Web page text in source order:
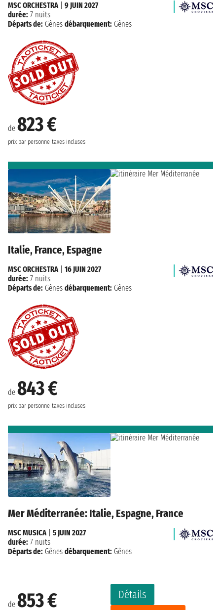
de 823 €
prix par personne taxes incluses
MSC ORCHESTRA| 9 JUIN 2027
durée: 7 nuits
Départs de: Gênes débarquement: Gênes
Italie, France, Espagne
de 843 €
prix par personne taxes incluses
MSC ORCHESTRA| 16 JUIN 2027
durée: 7 nuits
Départs de: Gênes débarquement: Gênes
Mer Méditerranée: Italie, Espagne, France
de 853 €
Détails
MSC MUSICA| 5 JUIN 2027
durée: 7 nuits
Départs de: Gênes débarquement: Gênes